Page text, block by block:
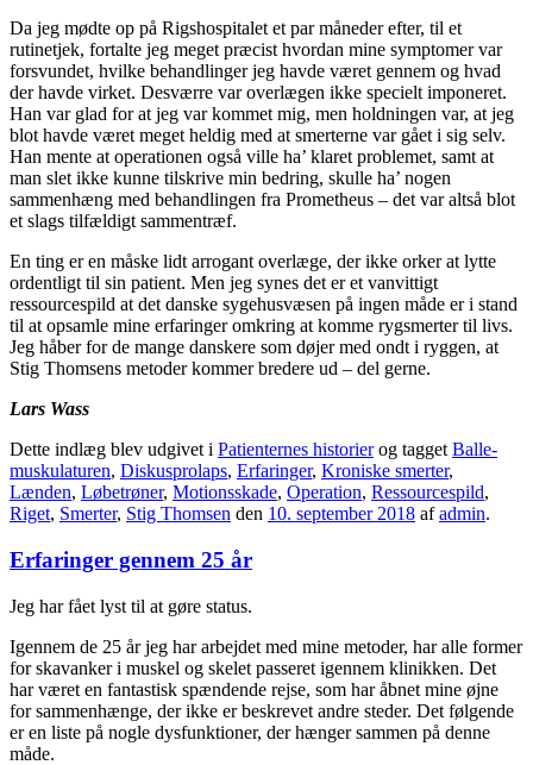
Da jeg mødte op på Rigshospitalet et par måneder efter, til et
rutinetjek, fortalte jeg meget præcist hvordan mine symptomer var
forsvundet, hvilke behandlinger jeg havde været gennem og hvad
der havde virket. Desværre var overlægen ikke specielt imponeret.
Han var glad for at jeg var kommet mig, men holdningen var, at jeg
blot havde været meget heldig med at smerterne var gået i sig selv.
Han mente at operationen også ville ha’ klaret problemet, samt at
man slet ikke kunne tilskrive min bedring, skulle ha’ nogen
sammenhæng med behandlingen fra Prometheus – det var altså blot
et slags tilfældigt sammentræf.
En ting er en måske lidt arrogant overlæge, der ikke orker at lytte
ordentligt til sin patient. Men jeg synes det er et vanvittigt
ressourcespild at det danske sygehusvæsen på ingen måde er i stand
til at opsamle mine erfaringer omkring at komme rygsmerter til livs.
Jeg håber for de mange danskere som døjer med ondt i ryggen, at
Stig Thomsens metoder kommer bredere ud – del gerne.
Lars Wass
Dette indlæg blev udgivet i Patienternes historierog tagget Balle-
muskulaturen, Diskusprolaps, Erfaringer, Kroniske smerter,
Lænden, Løbetrøner, Motionsskade, Operation, Ressourcespild,
Riget, Smerter, Stig Thomsen den 10. september 2018 afadmin.
Erfaringer gennem 25 år
Jeg har fået lyst til at gøre status.
Igennem de 25 år jeg har arbejdet med mine metoder, har alle former
for skavanker i muskel og skelet passeret igennem klinikken. Det
har været en fantastisk spændende rejse, som har åbnet mine øjne
for sammenhænge, der ikke er beskrevet andre steder. Det følgende
er en liste på nogle dysfunktioner, der hænger sammen på denne
måde.